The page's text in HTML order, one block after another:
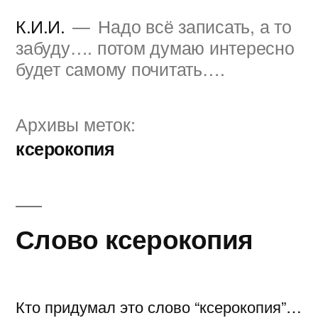
содержимому
К.И.И.
Надо всё записать, а то
забуду…. потом думаю интересно
будет самому почитать….
Архивы меток:
ксерокопия
Слово ксерокопия
Кто придумал это слово “ксерокопия”…